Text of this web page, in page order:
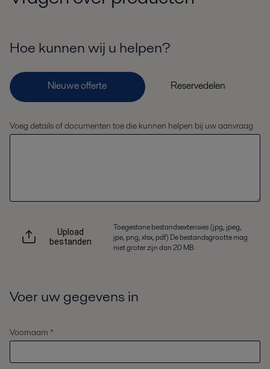
Hoe kunnen wij u helpen?
Voeg details of documenten toe die kunnen helpen bij uw aanvraag
Upload
bestanden
Toegestane bestandsextensies (jpg, jpeg,
jpe, png, xlsx, pdf) De bestandsgrootte mag
niet groter zijn dan 20 MB.
Voer uw gegevens in
Voornaam *